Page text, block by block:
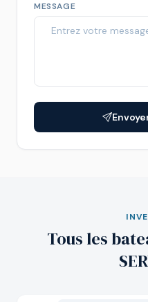
MESSAGE
Tous les